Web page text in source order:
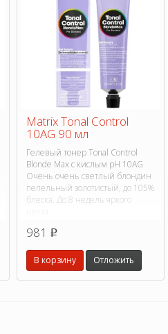
Matrix Tonal Control
10AG 90 мл
Гелевый тонер Tonal Control
Blonde Max с кислым pH 10AG
Очень очень светлый блондин
пепельный золотистый, до 105%
блеска. До 8 недель яркого
981 p
В корзину Отложить